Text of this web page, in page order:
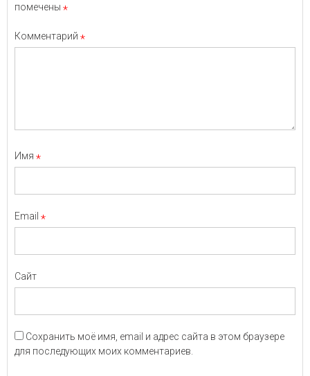
помечены *
Комментарий *
Имя *
Email *
Сайт
Сохранить моё имя, email и адрес сайта в этом браузере
для последующих моих комментариев.